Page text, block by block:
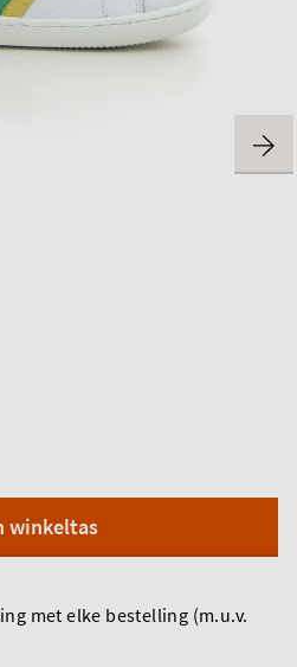
winkeltas
met elke bestelling (m.u.v.